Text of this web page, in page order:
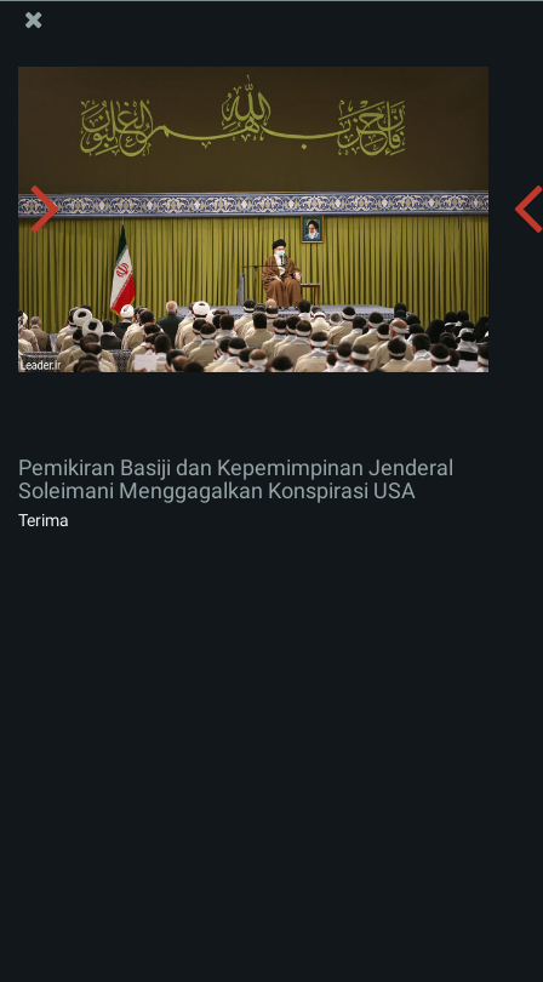
Pemikiran Basiji dan Kepemimpinan Jenderal
Soleimani Menggagalkan Konspirasi USA
Menerima album:
Pemikiran Basiji dan Kepemimpinan Jenderal
Soleimani Menggagalkan Konspirasi USA
Terima